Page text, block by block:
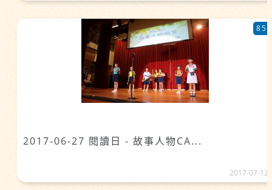
2017-06-27 閱讀日 - 故事人物CA...
85
2017-07-12